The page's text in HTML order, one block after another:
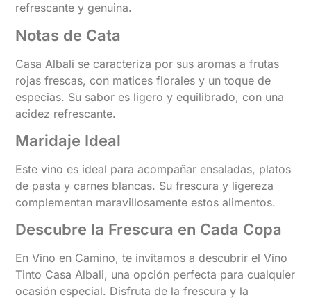
refrescante y genuina.
Notas de Cata
Casa Albali se caracteriza por sus aromas a frutas
rojas frescas, con matices florales y un toque de
especias. Su sabor es ligero y equilibrado, con una
acidez refrescante.
Maridaje Ideal
Este vino es ideal para acompañar ensaladas, platos
de pasta y carnes blancas. Su frescura y ligereza
complementan maravillosamente estos alimentos.
Descubre la Frescura en Cada Copa
En Vino en Camino, te invitamos a descubrir el Vino
Tinto Casa Albali, una opción perfecta para cualquier
ocasión especial. Disfruta de la frescura y la